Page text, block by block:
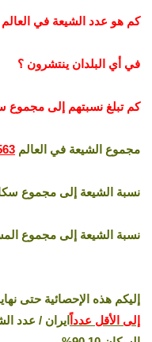
كم هو عدد الشيعة في
في أي البلدان ينتشرون ؟
كم تبلغ نسبتهم إلى مجموع
مجموع الشيعة في العالم
نسبة الشيعة إلى مجموع
نسبة الشيعة إلى مجموع
إليكم هذه الإحصائية حتى نهاية
إلى الأقل عدداً